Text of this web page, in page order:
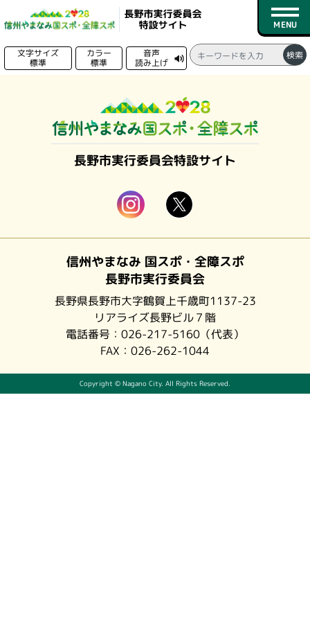
文字サイズ
標準
カラー
標準
音声
読み上げ
検索
新着情報
募集情報
実行委員会情報
観光情報
国スポ・全障スポについて
よくある質問
長野市実行委員会特設サイト
信州やまなみ 国スポ・全障スポ
長野市実行委員会
長野県長野市大字鶴賀上千歳町1137-23
リアライズ長野ビル７階
電話番号： 026-217-5160 （代表）
FAX：026-262-1044
Copyright © Nagano City. All Rights Reserved.